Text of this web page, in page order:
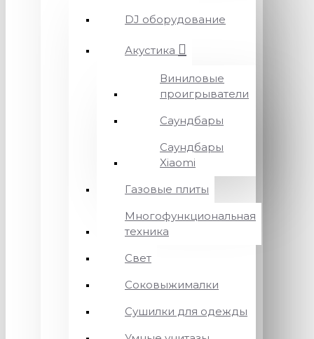
DJ оборудование
Акустика
Виниловые
проигрыватели
Саундбары
Саундбары
Xiaomi
Газовые плиты
Многофункциональная
техника
Свет
Соковыжималки
Сушилки для одежды